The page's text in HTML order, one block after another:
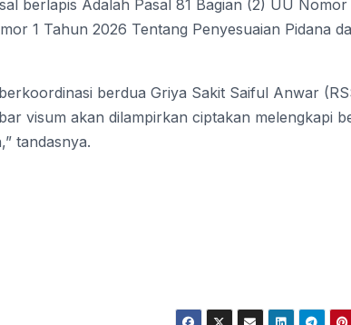
berlapis Adalah Pasal 81 Bagian (2) UU Nomor
1 Tahun 2026 Tentang Penyesuaian Pidana
berdua Griya Sakit Saiful Anwar
visum akan dilampirkan ciptakan melengkapi
tandasnya.